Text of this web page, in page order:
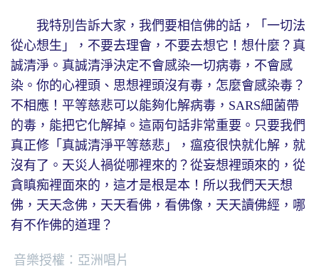
我特別告訴大家，我們要相信佛的話，「一切法
從心想生」，不要去理會，不要去想它！想什麼？真
誠清淨。真誠清淨決定不會感染一切病毒，不會感
染。你的心裡頭、思想裡頭沒有毒，怎麼會感染毒？
不相應！平等慈悲可以能夠化解病毒，SARS細菌帶
的毒，能把它化解掉。這兩句話非常重要。只要我們
真正修「真誠清淨平等慈悲」，瘟疫很快就化解，就
沒有了。天災人禍從哪裡來的？從妄想裡頭來的，從
貪瞋痴裡面來的，這才是根是本！所以我們天天想
佛，天天念佛，天天看佛，看佛像，天天讀佛經，哪
有不作佛的道理？
音樂授權：亞洲唱片